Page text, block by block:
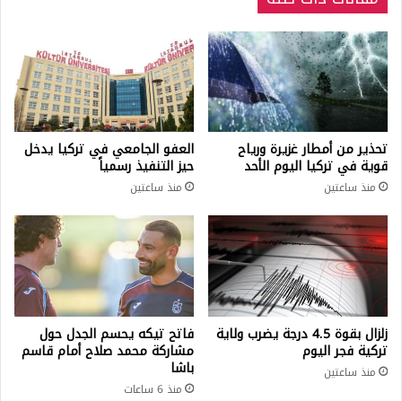
ك/
بي
كا
كا"
الإرهابية
تحذير من أمطار غزيرة ورياح
قوية في تركيا اليوم الأحد
منذ ساعتين
العفو الجامعي في تركيا يدخل
حيز التنفيذ رسمياً
منذ ساعتين
زلزال بقوة 4.5 درجة يضرب ولاية
تركية فجر اليوم
منذ ساعتين
فاتح تيكه يحسم الجدل حول
مشاركة محمد صلاح أمام قاسم
باشا
منذ 6 ساعات